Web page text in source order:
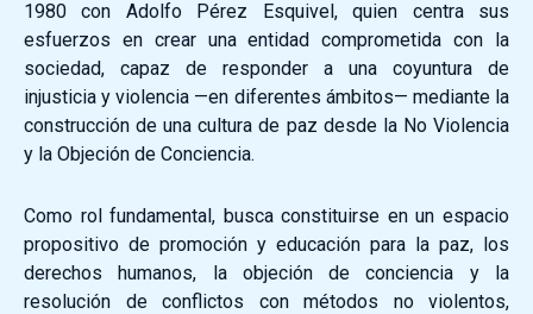
1980 con Adolfo Pérez Esquivel, quien centra sus
esfuerzos en crear una entidad comprometida con la
sociedad, capaz de responder a una coyuntura de
injusticia y violencia —en diferentes ámbitos— mediante la
construcción de una cultura de paz desde la No Violencia
y la Objeción de Conciencia.
Como rol fundamental, busca constituirse en un espacio
propositivo de promoción y educación para la paz, los
derechos humanos, la objeción de conciencia y la
resolución de conflictos con métodos no violentos,